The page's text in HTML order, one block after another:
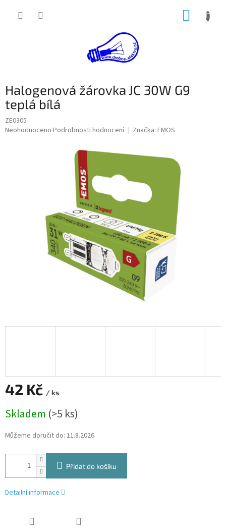
Halogenová žárovka JC 30W G9
teplá bílá
ZE0305
Průměrné
Neohodnoceno Podrobnosti hodnocení Značka: EMOS
42 Kč / ks
cena:
Skladem (>5 ks)
Můžeme doručit do: 11.8.2026
Přidat do košíku
Detailní informace